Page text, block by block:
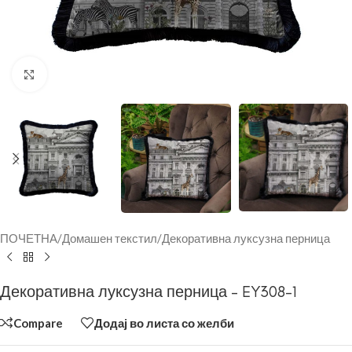
ПОЧЕТНА/Домашен текстил/Декоративна луксузна перница
Декоративна луксузна перница – EY308-1
Compare Додај во листа со желби